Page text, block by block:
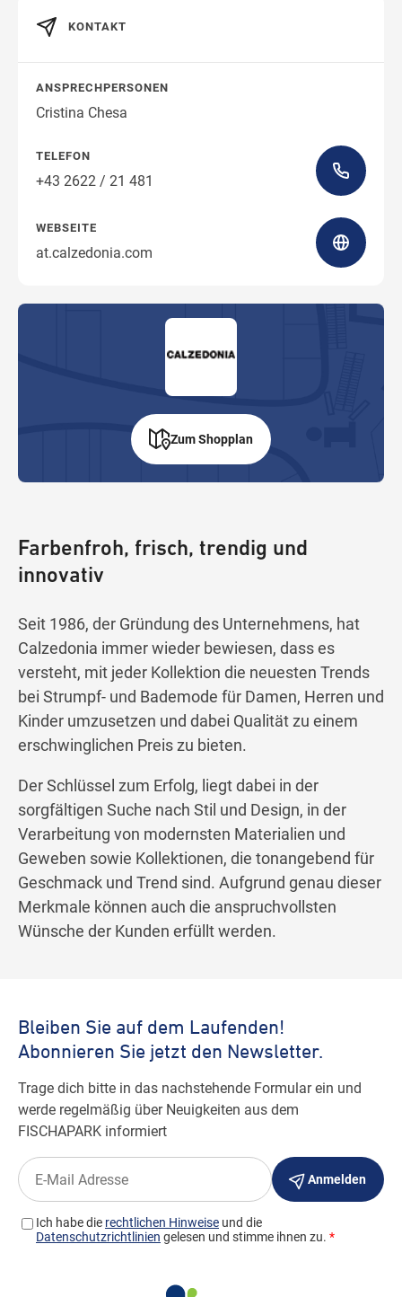
Wegbeschreibung
Farbenfroh, frisch, trendig und
innovativ
Seit 1986, der Gründung des Unternehmens, hat
Calzedonia immer wieder bewiesen, dass es
versteht, mit jeder Kollektion die neuesten Trends
bei Strumpf- und Bademode für Damen, Herren und
Kinder umzusetzen und dabei Qualität zu einem
erschwinglichen Preis zu bieten.
Der Schlüssel zum Erfolg, liegt dabei in der
sorgfältigen Suche nach Stil und Design, in der
Verarbeitung von modernsten Materialien und
Geweben sowie Kollektionen, die tonangebend für
Geschmack und Trend sind. Aufgrund genau dieser
Merkmale können auch die anspruchvollsten
Wünsche der Kunden erfüllt werden.
KONTAKT
ANSPRECHPERSONEN
Cristina Chesa
TELEFON
+43 2622 / 21 481
WEBSEITE
at.calzedonia.com
Zum Shopplan